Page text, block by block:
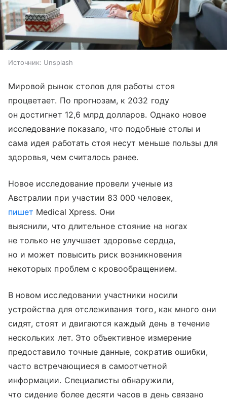
Источник: Unsplash
Мировой рынок столов для работы стоя
процветает. По прогнозам, к 2032 году
он достигнет 12,6 млрд долларов. Однако новое
исследование показало, что подобные столы и
сама идея работать стоя несут меньше пользы для
здоровья, чем считалось ранее.
Новое исследование провели ученые из
Австралии при участии 83 000 человек,
пишет Medical Xpress. Они
выяснили, что длительное стояние на ногах
не только не улучшает здоровье сердца,
но и может повысить риск возникновения
некоторых проблем с кровообращением.
В новом исследовании участники носили
устройства для отслеживания того, как много они
сидят, стоят и двигаются каждый день в течение
нескольких лет. Это объективное измерение
предоставило точные данные, сократив ошибки,
часто встречающиеся в самоотчетной
информации. Специалисты обнаружили,
что сидение более десяти часов в день связано